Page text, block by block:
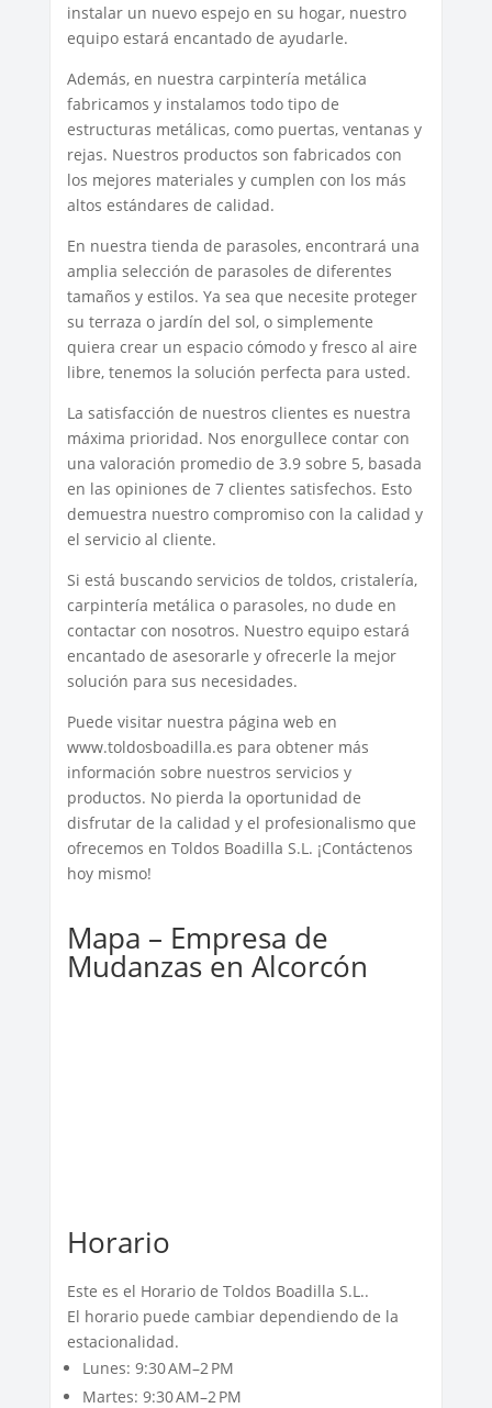
instalar un nuevo espejo en su hogar, nuestro
equipo estará encantado de ayudarle.
Además, en nuestra carpintería metálica
fabricamos y instalamos todo tipo de
estructuras metálicas, como puertas, ventanas y
rejas. Nuestros productos son fabricados con
los mejores materiales y cumplen con los más
altos estándares de calidad.
En nuestra tienda de parasoles, encontrará una
amplia selección de parasoles de diferentes
tamaños y estilos. Ya sea que necesite proteger
su terraza o jardín del sol, o simplemente
quiera crear un espacio cómodo y fresco al aire
libre, tenemos la solución perfecta para usted.
La satisfacción de nuestros clientes es nuestra
máxima prioridad. Nos enorgullece contar con
una valoración promedio de 3.9 sobre 5, basada
en las opiniones de 7 clientes satisfechos. Esto
demuestra nuestro compromiso con la calidad y
el servicio al cliente.
Si está buscando servicios de toldos, cristalería,
carpintería metálica o parasoles, no dude en
contactar con nosotros. Nuestro equipo estará
encantado de asesorarle y ofrecerle la mejor
solución para sus necesidades.
Puede visitar nuestra página web en
www.toldosboadilla.es para obtener más
información sobre nuestros servicios y
productos. No pierda la oportunidad de
disfrutar de la calidad y el profesionalismo que
ofrecemos en Toldos Boadilla S.L. ¡Contáctenos
hoy mismo!
Mapa – Empresa de
Mudanzas en Alcorcón
Horario
Este es el Horario de Toldos Boadilla S.L..
El horario puede cambiar dependiendo de la
estacionalidad.
Lunes: 9:30 AM–2 PM
Martes: 9:30 AM–2 PM